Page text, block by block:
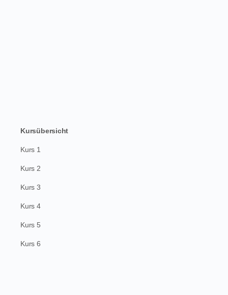
Kursübersicht
Kurs 1
Kurs 2
Kurs 3
Kurs 4
Kurs 5
Kurs 6